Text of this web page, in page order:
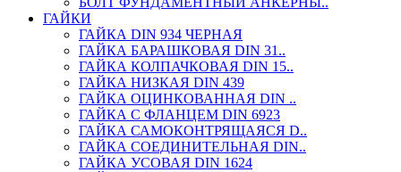
ГАЙКИ
ГАЙКА DIN 934 ЧЕРНАЯ
ГАЙКА БАРАШКОВАЯ DIN 31..
ГАЙКА КОЛПАЧКОВАЯ DIN 15..
ГАЙКА НИЗКАЯ DIN 439
ГАЙКА ОЦИНКОВАННАЯ DIN ..
ГАЙКА С ФЛАНЦЕМ DIN 6923
ГАЙКА САМОКОНТРЯЩАЯСЯ D..
ГАЙКА СОЕДИНИТЕЛЬНАЯ DIN..
ГАЙКА УСОВАЯ DIN 1624